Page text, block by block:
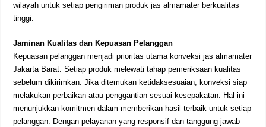
wilayah untuk setiap pengiriman produk jas almamater berkualitas
tinggi.
Jaminan Kualitas dan Kepuasan Pelanggan
Kepuasan pelanggan menjadi prioritas utama konveksi jas almamater
Jakarta Barat. Setiap produk melewati tahap pemeriksaan kualitas
sebelum dikirimkan. Jika ditemukan ketidaksesuaian, konveksi siap
melakukan perbaikan atau penggantian sesuai kesepakatan. Hal ini
menunjukkan komitmen dalam memberikan hasil terbaik untuk setiap
pelanggan. Dengan pelayanan yang responsif dan tanggung jawab